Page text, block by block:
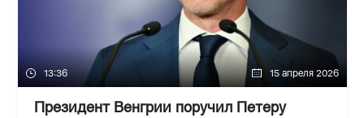
13:36 15 апреля 2026
Президент Венгрии поручил Петеру